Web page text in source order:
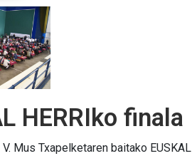
HERRIko finala
Mus Txapelketaren baitako EUSKAL